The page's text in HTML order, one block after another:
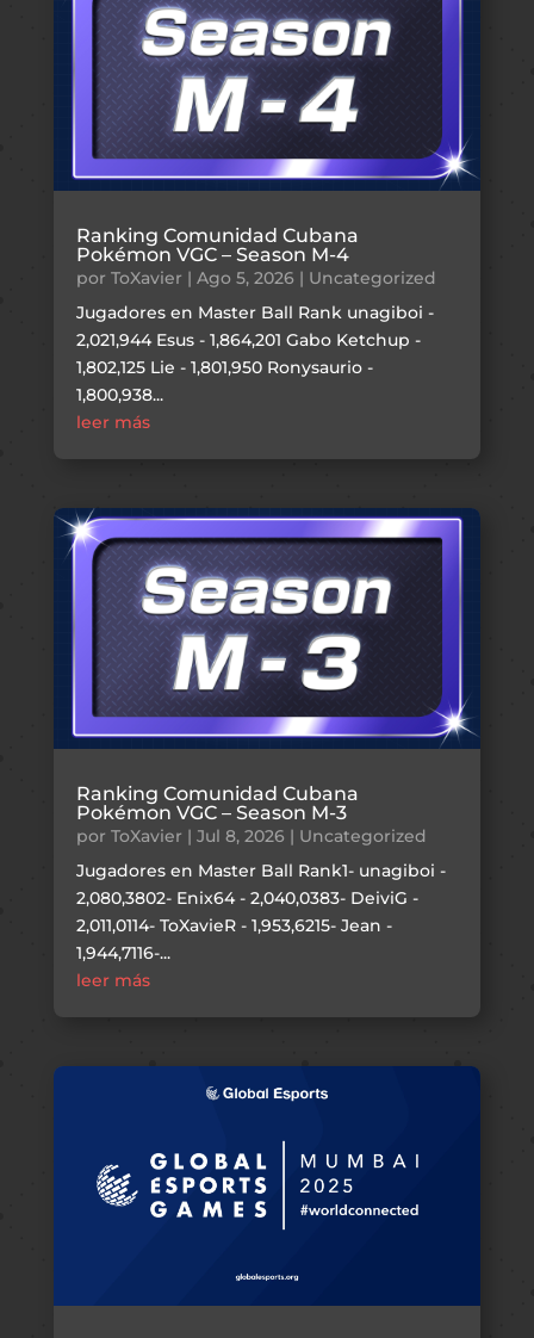
Ranking Comunidad Cubana
Pokémon VGC – Season M-4
por ToXavier | Ago 5, 2026 | Uncategorized
Jugadores en Master Ball Rank unagiboi -
2,021,944 Esus - 1,864,201 Gabo Ketchup -
1,802,125 Lie - 1,801,950 Ronysaurio -
1,800,938...
leer más
Ranking Comunidad Cubana
Pokémon VGC – Season M-3
por ToXavier | Jul 8, 2026 | Uncategorized
Jugadores en Master Ball Rank1- unagiboi -
2,080,3802- Enix64 - 2,040,0383- DeiviG -
2,011,0114- ToXavieR - 1,953,6215- Jean -
1,944,7116-...
leer más